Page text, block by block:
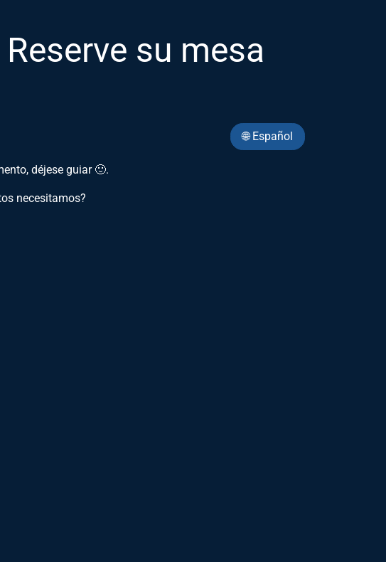
su mesa
🌐 Español
déjese guiar 🙂.
necesitamos?